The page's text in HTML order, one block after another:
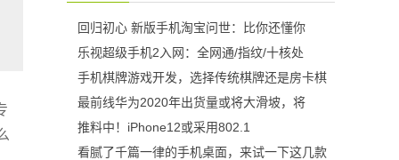
回归初心 新版手机淘宝问世：比你还懂你
乐视超级手机2入网：全网通/指纹/十核处
手机棋牌游戏开发，选择传统棋牌还是房卡棋
最前线华为2020年出货量或将大滑坡，将
推料中！iPhone12或采用802.1
看腻了千篇一律的手机桌面，来试一下这几款